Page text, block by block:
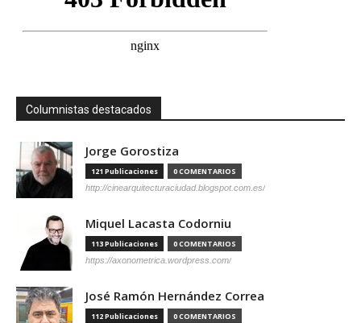
Columnistas destacados
Jorge Gorostiza
121 Publicaciones 0 COMENTARIOS
http://cinearquitecturaciudad.blogspot.com.es/
Miquel Lacasta Codorniu
113 Publicaciones 0 COMENTARIOS
https://axonometrica.wordpress.com/
José Ramón Hernández Correa
112 Publicaciones 0 COMENTARIOS